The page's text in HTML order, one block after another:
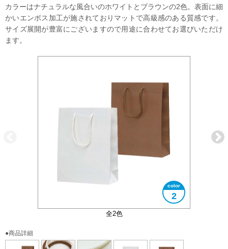
カラーはナチュラルな風合いのホワイトとブラウンの2色。表面に細
かいエンボス加工が施されておりマットで高級感のある質感です。
サイズ展開が豊富にございますので用途に合わせてお選びいただけ
ます。
全2色
2
持ち手はペーパーヤーンを使用
表面は細かいエンボス加工
●商品詳細